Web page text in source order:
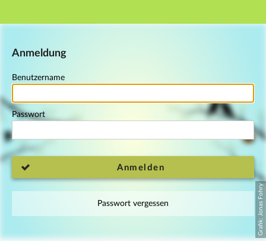
Hauptnavigation
Anmeldung
Benutzername
Passwort
Anmelden
Passwort vergessen